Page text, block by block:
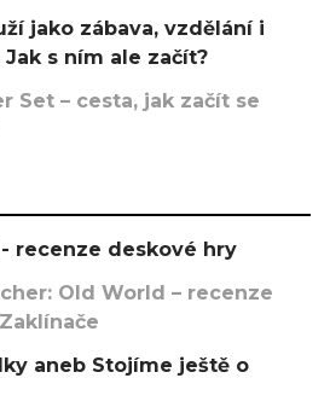
jako zábava, vzdělání i
s ním ale začít?
Set – cesta, jak začít se
recenze deskové hry
Old World – recenze
aneb Stojíme ještě o